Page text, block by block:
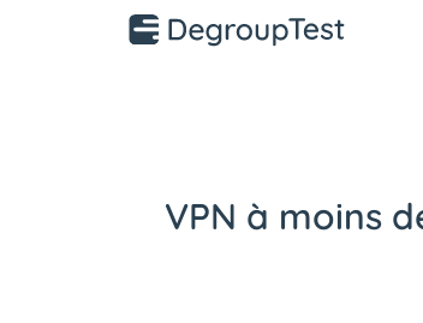
VPN à moins